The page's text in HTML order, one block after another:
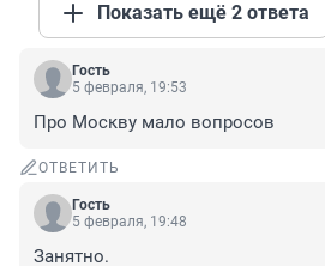
Показать ещё 2 ответа
Гость
5 февраля, 19:53
Про Москву мало вопросов
ОТВЕТИТЬ
Гость
5 февраля, 19:48
Занятно.